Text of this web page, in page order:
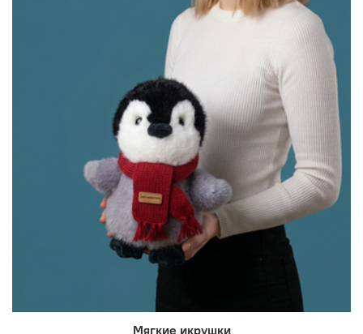
Мягкие икрушки